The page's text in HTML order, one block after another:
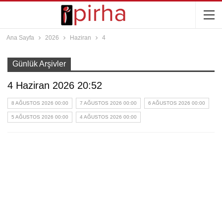
Ana Sayfa 2026 Haziran 4
Günlük Arşivler
4 Haziran 2026 20:52
8 AĞUSTOS 2026 00:00 7 AĞUSTOS 2026 00:00 6 AĞUSTOS 2026 00:00
5 AĞUSTOS 2026 00:00 4 AĞUSTOS 2026 00:00